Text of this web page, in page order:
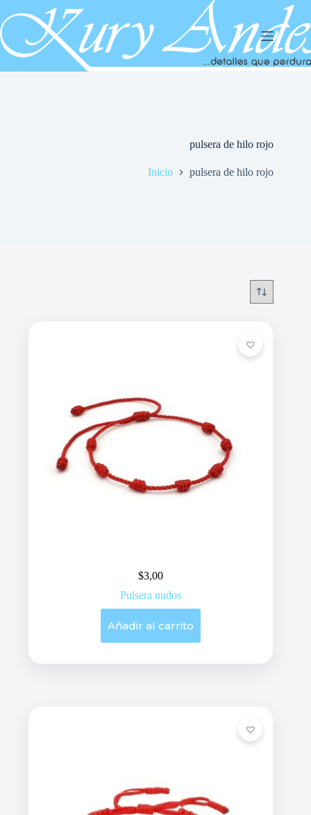
al
contenido
pulsera de hilo rojo
Inicio pulsera de hilo rojo
$3,00
Pulsera nudos
Añadir al carrito